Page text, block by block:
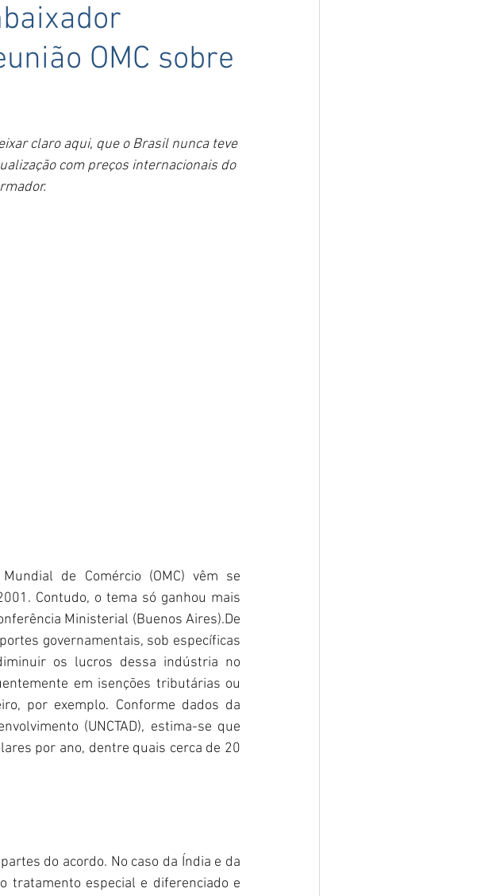
OMC sobre
claro aqui, que o Brasil nunca teve
com preços internacionais do
de Comércio (OMC) vêm se
Contudo, o tema só ganhou mais
Ministerial (Buenos Aires).De
governamentais, sob específicas
os lucros dessa indústria no
em isenções tributárias ou
por exemplo. Conforme dados da
(UNCTAD), estima-se que
por ano, dentre quais cerca de 20
do acordo. No caso da Índia e da
tratamento especial e diferenciado e